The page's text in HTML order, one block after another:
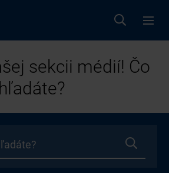
sekcii médií! Čo